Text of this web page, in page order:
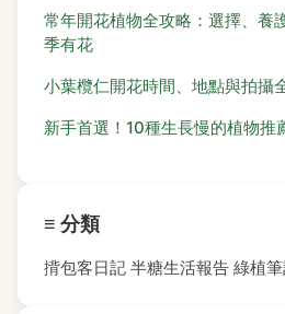
常年開花植物全攻略：選擇、養
季有花
小葉欖仁開花時間、地點與拍攝
新手首選！10種生長慢的植物推
≡ 分類
揹包客日記 半糖生活報告 綠植